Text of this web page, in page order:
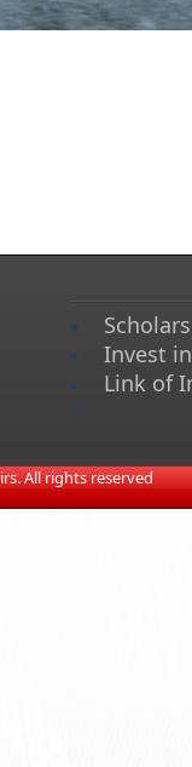
Invest
Link of
s
All rights reserved​